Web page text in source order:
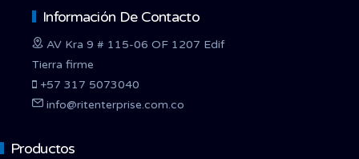
Información De Contacto
AV Kra 9 # 115-06 OF 1207 Edif
Tierra firme
+57 317 5073040
info@ritenterprise.com.co
Productos